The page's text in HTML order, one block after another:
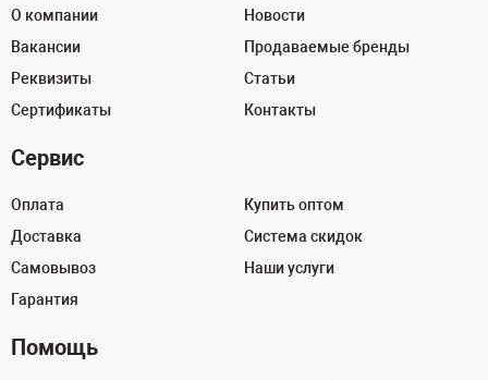
О компании
Вакансии
Реквизиты
Сертификаты
Новости
Продаваемые бренды
Статьи
Контакты
Сервис
Оплата
Доставка
Самовывоз
Гарантия
Купить оптом
Система скидок
Наши услуги
Помощь